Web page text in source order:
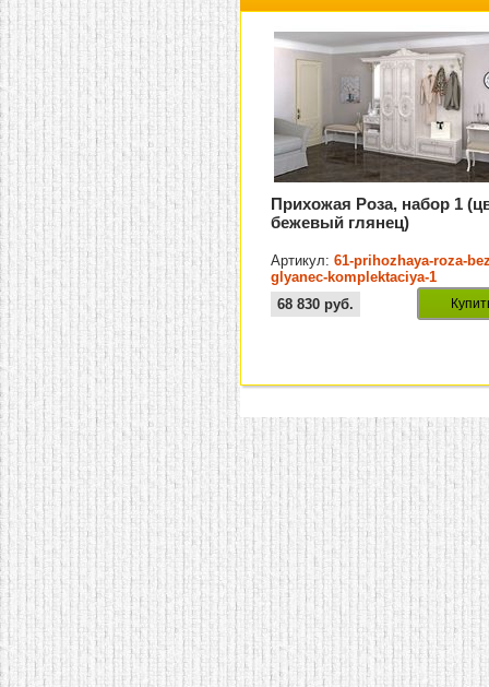
Прихожая Роза, набор 1
бежевый глянец)
Артикул:61-prihozhaya-roza-
glyanec-komplektaciya-1
68 830 руб.